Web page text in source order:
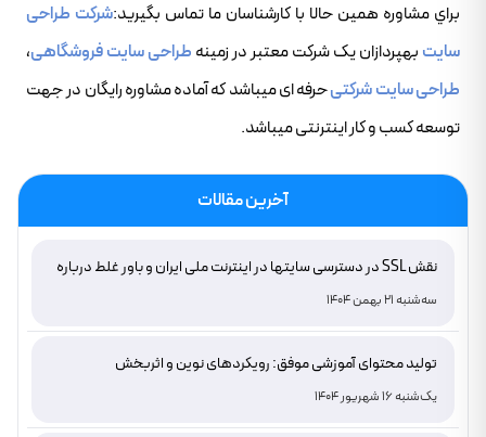
براي مشاوره همين حالا با کارشناسان ما تماس بگيريد:شرکت طراحی
سایت بهپردازان یک شرکت معتبر در زمینه طراحی سایت فروشگاهی،
طراحی سایت شرکتیحرفه ای میباشد که آماده مشاوره رایگان در جهت
توسعه کسب و کار اینترنتی میباشد.
آخرین مقالات
نقش SSL در دسترسی سایتها در اینترنت ملی ایران و باور غلط درباره
سه‌شنبه 21 بهمن 1404
تولید محتوای آموزشی موفق: رویکردهای نوین و اثربخش
یک‌شنبه 16 شهریور 1404